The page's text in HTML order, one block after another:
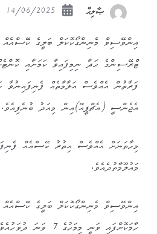
ޞާލިޙް
އިންވޭސިވް މެނިންގޯކޮކަލް ބަލީގެ ކޭސްއެއް
ޓްރޭސިންގެ ހަދާ ނިމިފައިވާ ކަމަށާއި
ފަރާތުން އެއްވެސް އަލާމާތެއް ފެނިފައިނުވާ
އެޖެންސީ (އެޗްޕީއޭ)އިން މިއަދު ބުނެފިއެވެ.
މިހާތަނަށް އެއްވެސް އިތުރު ކޭސްއެއް
މައުލޫމާތުދެއެވެ.
އިންވޭސިވް މެނިންގޯކޮކަލް ބަލީގެ ކޭސްއެއް
ހާމަކޮށްފައި ވަނީ މިމަހުގެ 7 ވަނަ ދުވަހުއެވެ.